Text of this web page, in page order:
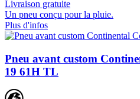
Livraison gratuite
Un pneu conçu pour la pluie.
Plus d'infos
Pneu avant custom
19 61H TL